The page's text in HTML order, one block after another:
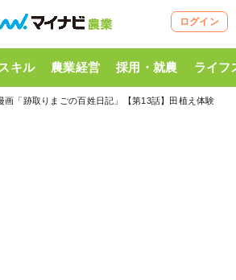
ログイン
キル 農業経営 採用・就農 ライフ
画「跡取りまごの百姓日記」【第13話】田植え体験